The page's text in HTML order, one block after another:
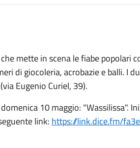
che mette in scena le fiabe popolari
di giocoleria, acrobazie e balli. I
Eugenio Curiel, 39).
10 maggio: "Wassilissa".
link: https://link.dice.fm/